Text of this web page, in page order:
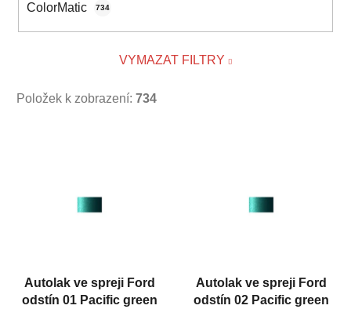
ColorMatic 734
VYMAZAT FILTRY
Položek k zobrazení: 734
Autolak ve spreji Ford
odstín 01 Pacific green
Autolak ve spreji Ford
odstín 02 Pacific green